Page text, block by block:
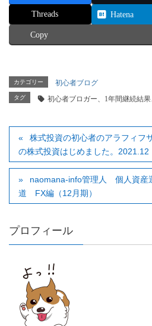
Threads Hatena
Copy
カテゴリー 初心者ブログ
タグ 初心者ブロガー、1年間継続結
株式投資の初心者のアラフィフ
の株式投資はじめました。2021.12
naomana-info管理人 個人資
道 FX編（12月期）
プロフィール